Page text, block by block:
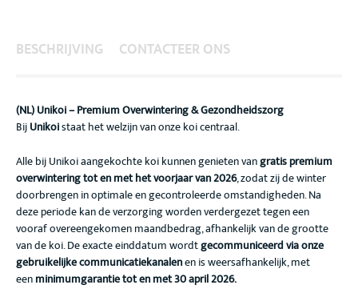
BESCHRIJVING CONTACTEER ONS
(NL) Unikoi – Premium Overwintering & Gezondheidszorg
BijUnikoistaat het welzijn van onze koi centraal.
Alle bij Unikoi aangekochte koi kunnen genieten vangratis premium
overwintering tot en met het voorjaar van 2026, zodat zij de winter
doorbrengen in optimale en gecontroleerde omstandigheden. Na
deze periode kan de verzorging worden verdergezet tegen een
vooraf overeengekomen maandbedrag, afhankelijk van de grootte
van de koi. De exacte einddatum wordtgecommuniceerd via onze
gebruikelijke communicatiekanalenen is weersafhankelijk, met
eenminimumgarantie tot en met 30 april 2026.